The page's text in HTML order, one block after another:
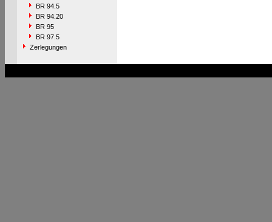
BR 94.5
BR 94.20
BR 95
BR 97.5
Zerlegungen